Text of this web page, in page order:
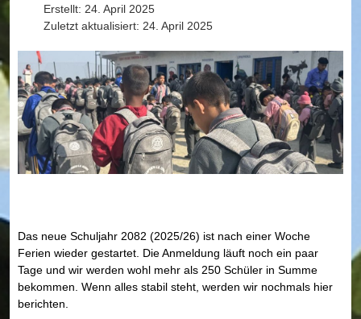
Erstellt: 24. April 2025
Zuletzt aktualisiert: 24. April 2025
Das neue Schuljahr 2082 (2025/26) ist nach einer Woche
Ferien wieder gestartet. Die Anmeldung läuft noch ein paar
Tage und wir werden wohl mehr als 250 Schüler in Summe
bekommen. Wenn alles stabil steht, werden wir nochmals hier
berichten.